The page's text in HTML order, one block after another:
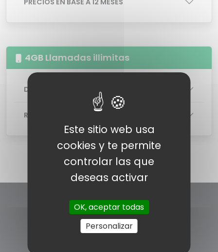
4GB Llamadas illimitas
DETALLES DE LA TARIFA
RED
Este sitio web usa
cookies y te permite
controlar las que
deseas activar
OK, aceptar todas
Personalizar